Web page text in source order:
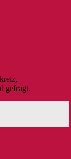
gefragt.